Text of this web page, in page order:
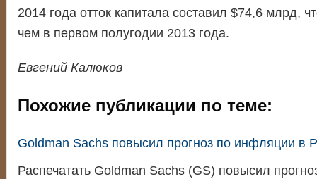
2014 года отток капитала составил $74,6 млрд,
чем в первом полугодии 2013 года.
Евгений Калюков
Похожие публикации по теме:
Goldman Sachs повысил прогноз по инфляции в
Распечатать Goldman Sachs (GS) повысил